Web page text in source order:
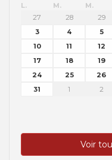
L. M. M.
27
28 29
3
4 5
10
11 12
17
18 19
24
25 26
31
1 2
Voir